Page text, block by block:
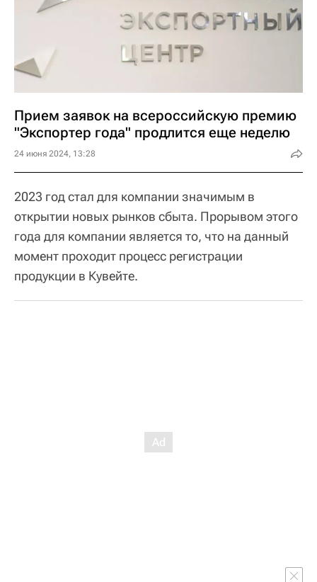
Прием заявок на всероссийскую премию
"Экспортер года" продлится еще неделю
24 июня 2024, 13:28
2023 год стал для компании значимым в
открытии новых рынков сбыта. Прорывом этого
года для компании является то, что на данный
момент проходит процесс регистрации
продукции в Кувейте.